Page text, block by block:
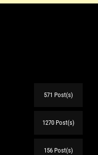
571 Post(s)
1270 Post(s)
156 Post(s)